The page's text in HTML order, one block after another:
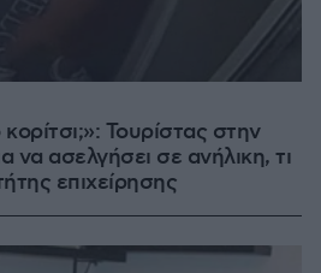
Τουρίστας στην
να ασελγήσει σε ανήλικη, τι
επιχείρησης